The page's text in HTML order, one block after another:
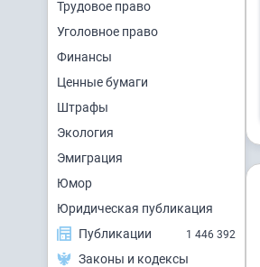
Трудовое право
Уголовное право
Финансы
Ценные бумаги
Штрафы
Экология
Эмиграция
Юмор
Юридическая публикация
Публикации
1 446 392
Законы и кодексы